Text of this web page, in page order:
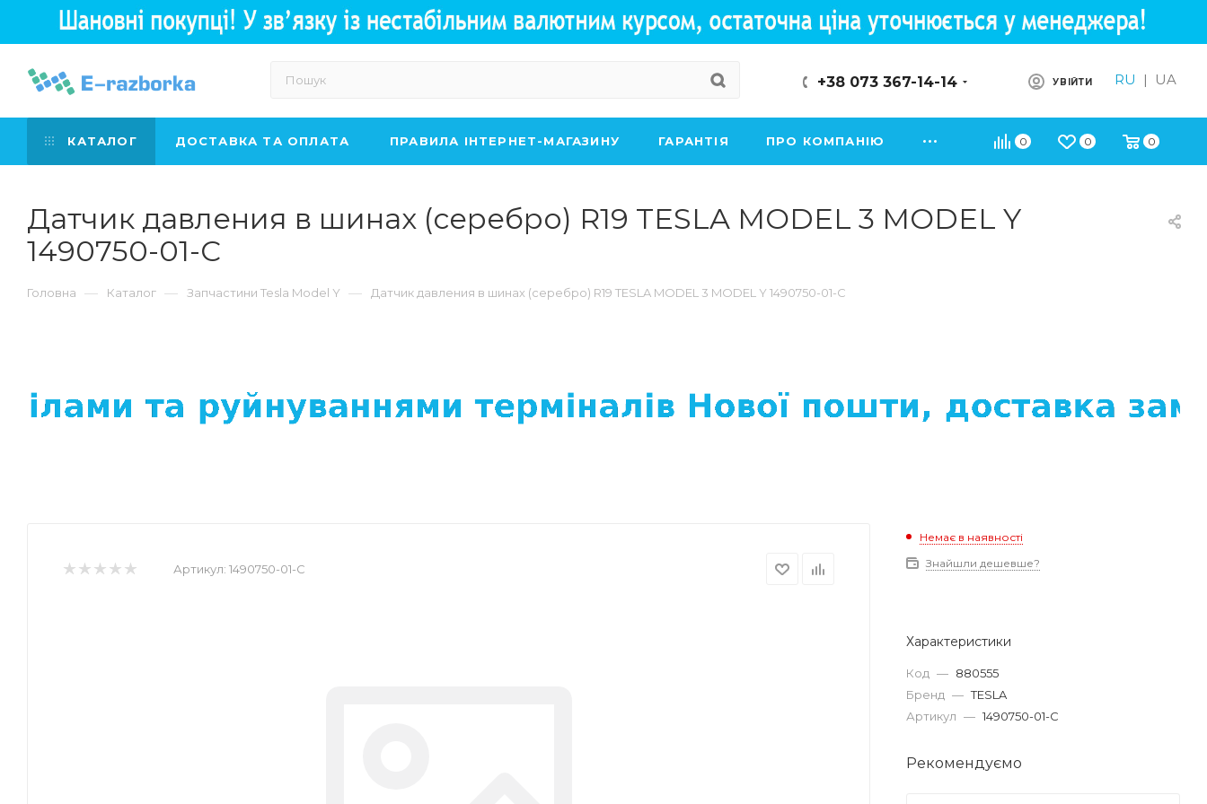
RU | UA
УВІЙТИ
+38 073 367-14-14
0 0 0
КАТАЛОГ ДОСТАВКА ТА ОПЛАТА ПРАВИЛА ІНТЕРНЕТ-МАГАЗИНУ ГАРАНТІЯ ПРО КОМПАНІЮ
Датчик давления в шинах (серебро) R19 TESLA MODEL 3 MODEL Y
1490750-01-C
Головна — Каталог — Запчастини Tesla Model Y — Датчик давления в шинах (серебро) R19 TESLA MODEL 3 MODEL Y 1490750-01-C
Артикул: 1490750-01-C
Немає в наявності
Знайшли дешевше?
Характеристики
Код — 880555
Бренд — TESLA
Артикул — 1490750-01-C
Рекомендуємо